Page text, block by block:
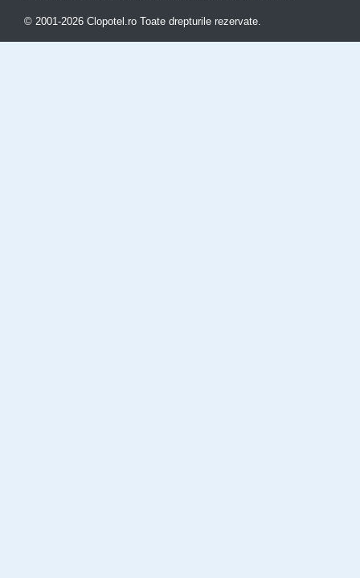
© 2001-2026 Clopotel.ro Toate drepturile rezervate.